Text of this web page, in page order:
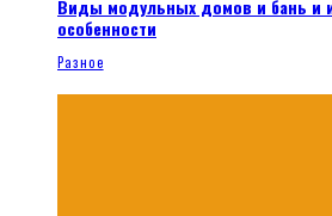
Виды модульных домов и бань и
особенности
Разное